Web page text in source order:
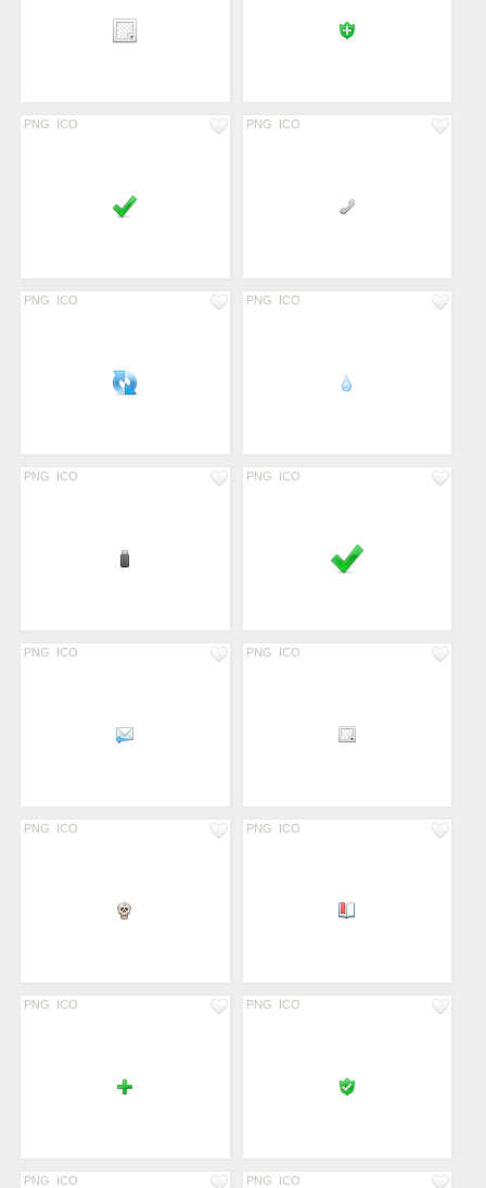
PNG ICO PNG ICO
PNG ICO PNG ICO
PNG ICO PNG ICO
PNG ICO PNG ICO
PNG ICO PNG ICO
PNG ICO PNG ICO
PNG ICO PNG ICO